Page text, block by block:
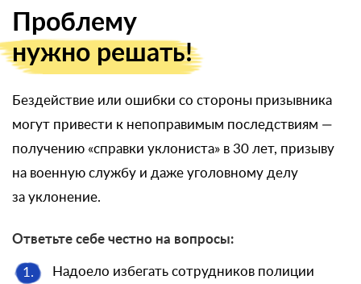
Проблему
нужно решать!
Бездействие или ошибки со стороны призывника
могут привести к непоправимым последствиям —
получению «справки уклониста» в 30 лет, призыву
на военную службу и даже уголовному делу
за уклонение.
Ответьте себе честно на вопросы:
1.
Надоело избегать сотрудников полиции